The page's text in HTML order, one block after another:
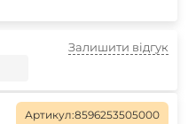
Залишити відгук
Артикул:8596253505000